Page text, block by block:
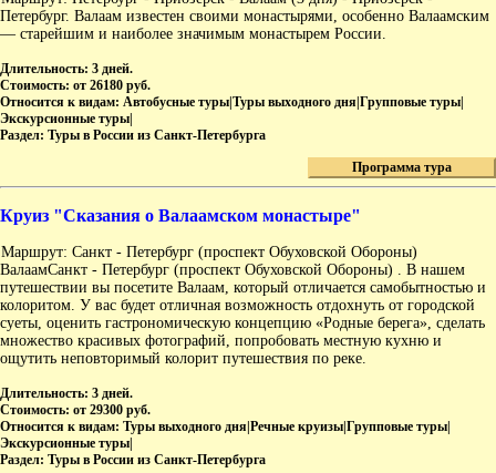
Петербург. Валаам известен своими монастырями, особенно Валаамским
— старейшим и наиболее значимым монастырем России.
Длительность: 3 дней.
Стоимость: от 26180 руб.
Относится к видам: Автобусные туры|Туры выходного дня|Групповые туры|
Экскурсионные туры|
Раздел: Туры в России из Санкт-Петербурга
Программа тура
Круиз "Сказания о Валаамском монастыре"
Маршрут: Санкт - Петербург (проспект Обуховской Обороны)
ВалаамСанкт - Петербург (проспект Обуховской Обороны) . В нашем
путешествии вы посетите Валаам, который отличается самобытностью и
колоритом. У вас будет отличная возможность отдохнуть от городской
суеты, оценить гастрономическую концепцию «Родные берега», сделать
множество красивых фотографий, попробовать местную кухню и
ощутить неповторимый колорит путешествия по реке.
Длительность: 3 дней.
Стоимость: от 29300 руб.
Относится к видам: Туры выходного дня|Речные круизы|Групповые туры|
Экскурсионные туры|
Раздел: Туры в России из Санкт-Петербурга